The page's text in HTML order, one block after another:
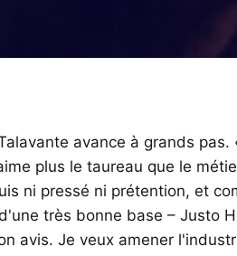
avance à grands
plus le taureau que le
ni pressé ni prétention, et
très bonne base – Justo
avis. Je veux amener